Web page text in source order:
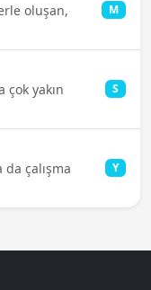
oluşan,
M
çok yakın
S
çalışma
Y